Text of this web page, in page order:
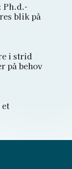
Ph.d.-
blik på
i strid
på behov